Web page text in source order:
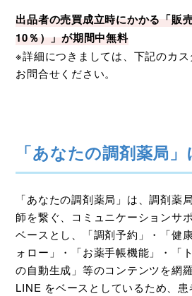
出品者の売買成立時にかかる「販
10％）」が期間中無料
※詳細につきましては、下記のカ
お問合せください。
「あなたの調剤薬局
「あなたの調剤薬局」は、調剤薬
師を繋ぐ、コミュニケーションサ
ベースとし、「調剤予約」・「健
ォロー」・「お薬手帳機能」・「
の自動生成」等のコンテンツを網
LINE をベースとしているため、